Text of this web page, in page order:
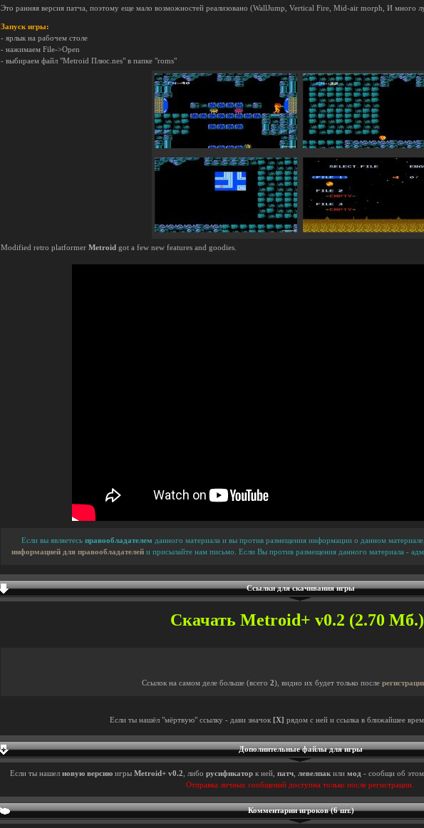
Это ранняя версия патча, поэтому еще мало возможностей реализовано (WallJump, Vertical Fire, Mid-air morph, И много
Запуск игры:
- ярлык на рабочем столе
- нажимаем File->Open
- выбираем файл "Metroid Плюс.nes" в папке "roms"
Modified retro platformer Metroid got a few new features and goodies.
Если вы являетесь правообладателем данного материала и вы против размещения информации о данном
информацией для правообладателей и присылайте нам письмо. Если Вы против размещения данного материала -
Ссылки для скачивания игры
Скачать Metroid+ v0.2 (2.70
Ссылок на самом деле больше (всего 2), видно их будет только после
Если ты нашёл "мёртвую" ссылку - дави значок [X] рядом с ней и ссылка в ближайшее
Дополнительные файлы для игры
Если ты нашел новую версиюигры Metroid+ v0.2 , либо русификаторк ней, патч, левелпакили мод - сообщи об этом
Отправка личных сообщений доступна только после регистрации.
Комментарии игроков (6 шт.)